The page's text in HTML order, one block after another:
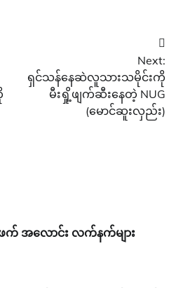
Next:
ရှင်သန်နေဆဲလူသားသမိုင်းကို
မီးရှို့ဖျက်ဆီးနေတဲ့ NUG
(မောင်ဆူးလှည်း)
က် အလောင်း လက်နက်များ